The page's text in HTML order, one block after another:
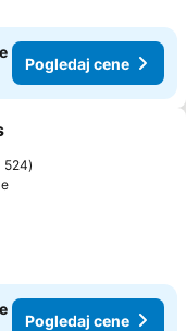
Pogledaj cene
524
Pogledaj cene